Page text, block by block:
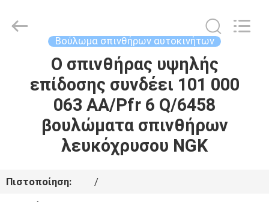
ΑΡΧΙΚΉ
ΣΕΛΊΔΑ
ΠΡΟΪΌΝΤΑ
ΜΕ
Parts
Βούλωμα σπινθήρων αυτοκινήτων
Ο σπινθήρας υψηλής
επίδοσης συνδέει 101 000
063 AA/Pfr 6 Q/6458
βουλώματα σπινθήρων
λευκόχρυσου NGK
Πιστοποίηση:
/